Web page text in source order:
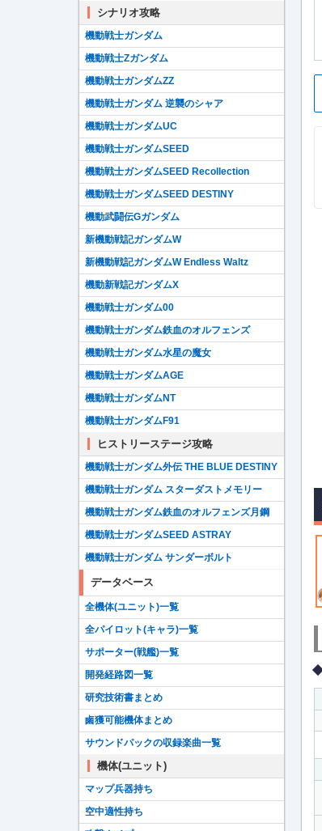
シナリオ攻略
機動戦士ガンダム
機動戦士Zガンダム
機動戦士ガンダムZZ
機動戦士ガンダム 逆襲のシャア
機動戦士ガンダムUC
機動戦士ガンダムSEED
機動戦士ガンダムSEED Recollection
機動戦士ガンダムSEED DESTINY
機動武闘伝Gガンダム
新機動戦記ガンダムW
新機動戦記ガンダムW Endless Waltz
機動新戦記ガンダムX
機動戦士ガンダム00
機動戦士ガンダム鉄血のオルフェンズ
機動戦士ガンダム水星の魔女
機動戦士ガンダムAGE
機動戦士ガンダムNT
機動戦士ガンダムF91
ヒストリーステージ攻略
機動戦士ガンダム外伝 THE BLUE DESTINY
機動戦士ガンダム スターダストメモリー
機動戦士ガンダム鉄血のオルフェンズ月鋼
機動戦士ガンダムSEED ASTRAY
機動戦士ガンダム サンダーボルト
データベース
全機体(ユニット)一覧
全パイロット(キャラ)一覧
サポーター(戦艦)一覧
開発経路図一覧
研究技術書まとめ
鹵獲可能機体まとめ
サウンドパックの収録楽曲一覧
機体(ユニット)
マップ兵器持ち
空中適性持ち